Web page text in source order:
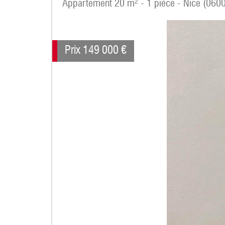
Appartement 20 m² - 1 pièce - Nice
Prix 149 000 €